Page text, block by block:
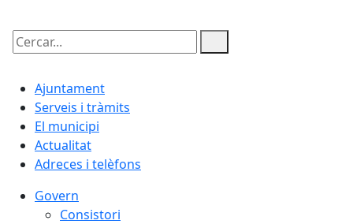
Cercar:
Ajuntament
Serveis i tràmits
El municipi
Actualitat
Adreces i telèfons
Govern
Consistori